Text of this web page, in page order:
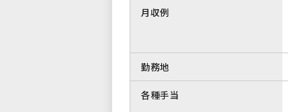
月収例
勤務地
各種手当